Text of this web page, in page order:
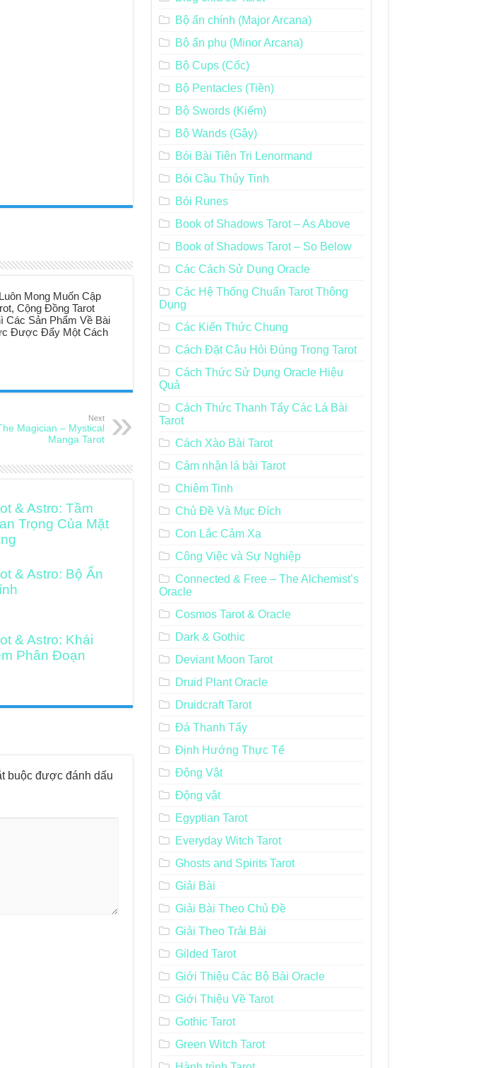
Mong Muốn Cập
Cộng Đồng Tarot
Các Sản Phẩm Về Bài
Được Đẩy Một Cách
Next
Magician – Mystical
Manga Tarot
& Astro: Tầm
Trọng Của Mặt
& Astro: Bộ Ẩn
& Astro: Khái
Phân Đoạn
buộc được đánh dấu
Bộ ẩn chính (Major Arcana)
Bộ ẩn phụ (Minor Arcana)
Bộ Cups (Cốc)
Bộ Pentacles (Tiền)
Bộ Swords (Kiếm)
Bộ Wands (Gậy)
Bói Bài Tiên Tri Lenormand
Bói Cầu Thủy Tinh
Bói Runes
Book of Shadows Tarot – As Above
Book of Shadows Tarot – So Below
Các Cách Sử Dụng Oracle
Các Hệ Thống Chuẩn Tarot Thông
Dụng
Các Kiến Thức Chung
Cách Đặt Câu Hỏi Đúng Trong Tarot
Cách Thức Sử Dụng Oracle Hiệu
Quả
Cách Thức Thanh Tẩy Các Lá Bài
Tarot
Cách Xào Bài Tarot
Cảm nhận lá bài Tarot
Chiêm Tinh
Chủ Đề Và Mục Đích
Con Lắc Cảm Xạ
Công Việc và Sự Nghiệp
Connected & Free – The Alchemist’s
Oracle
Cosmos Tarot & Oracle
Dark & Gothic
Deviant Moon Tarot
Druid Plant Oracle
Druidcraft Tarot
Đá Thanh Tẩy
Định Hướng Thực Tế
Động Vật
Động vật
Egyptian Tarot
Everyday Witch Tarot
Ghosts and Spirits Tarot
Giải Bài
Giải Bài Theo Chủ Đề
Giải Theo Trải Bài
Gilded Tarot
Giới Thiệu Các Bộ Bài Oracle
Giới Thiệu Về Tarot
Gothic Tarot
Green Witch Tarot